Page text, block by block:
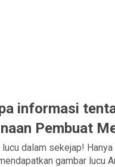
informasi
Pembuat
dalam sekejap!
gambar lucu